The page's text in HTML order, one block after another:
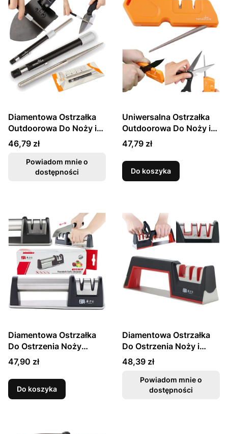
Diamentowa Ostrzałka
Outdoorowa Do Noży i
Nożyczek (600) TY0905
TAIDEA
Cena
46,79 zł
Powiadom mnie o
dostępności
Uniwersalna Ostrzałka
Outdoorowa Do Noży i
Nożyczek T1055TDC
TAIDEA
Cena
47,79 zł
Do koszyka
Diamentowa Ostrzałka
Do Ostrzenia Noży
(360/1200) TG1007
TAIDEA
Cena
47,90 zł
Do koszyka
Diamentowa Ostrzałka
Do Ostrzenia Noży i
Nożyczek TG1705
TAIDEA
Cena
48,39 zł
Powiadom mnie o
dostępności